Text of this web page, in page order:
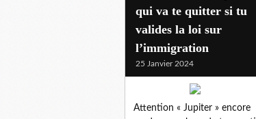
qui va te quitter si tu
valides la loi sur
l’immigration
25 Janvier 2024
Attention « Jupiter » encore